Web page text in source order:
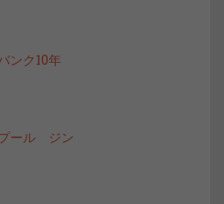
ンク10年
ール ジン